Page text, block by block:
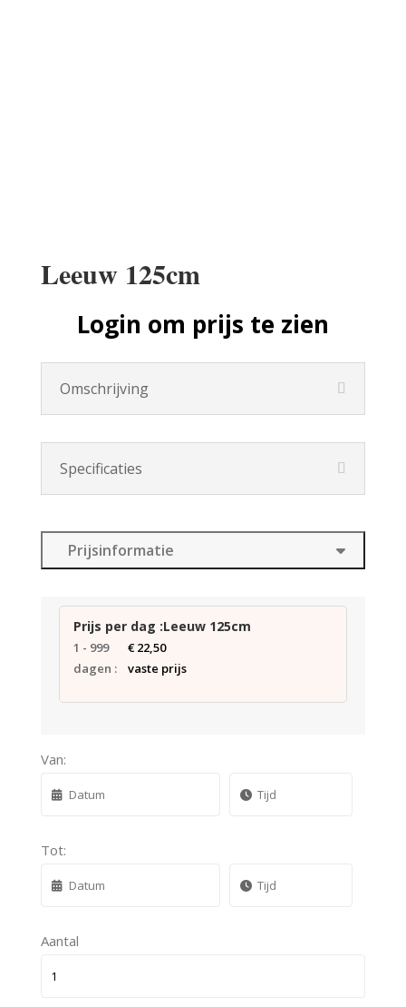
Leeuw 125cm
Login om prijs te zien
Omschrijving
Specificaties
Prijsinformatie
Prijs per dag :Leeuw 125cm
1 - 999
dagen :
€22,50
vaste prijs
Van:
Tot:
Aantal